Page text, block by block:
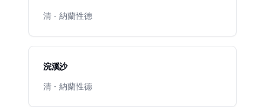
清 - 納蘭性德
浣溪沙
清 - 納蘭性德